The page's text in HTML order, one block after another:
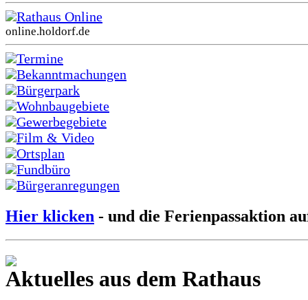
Rathaus Online
online.holdorf.de
Termine
Bekanntmachungen
Bürgerpark
Wohnbaugebiete
Gewerbegebiete
Film & Video
Ortsplan
Fundbüro
Bürgeranregungen
Hier klicken - und die Ferienpassaktion
Aktuelles aus dem Rathaus